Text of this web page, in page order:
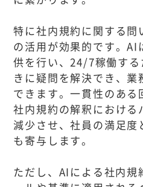
特に社内規約に関する問
の活用が効果的です。AI
供を行い、24/7稼働す
きに疑問を解決でき、業
できます。一貫性のある
社内規約の解釈における
減少させ、社員の満足度
も寄与します。
ただし、AIによる社内規